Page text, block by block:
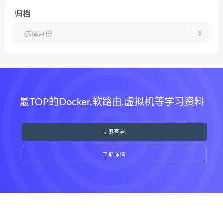
归档
最TOP的Docker,软路由,虚拟机等学习资料
立即查看
了解详情